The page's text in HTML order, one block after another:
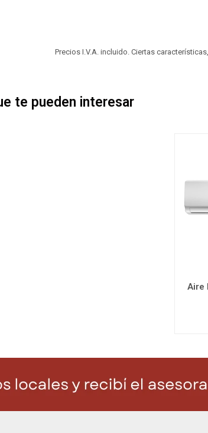
Precios I.V.A. incluido. Ciertas
te pueden interesar
Aire